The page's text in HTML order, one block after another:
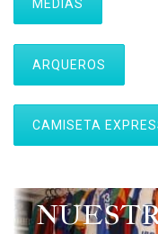
MEDIAS
ARQUEROS
CAMISETA